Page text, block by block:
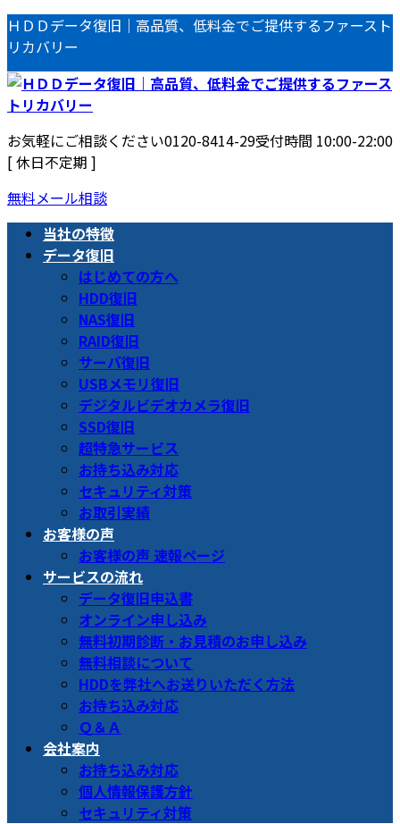
コ
ン
テ
ン
ツ
へ
ス
キ
ッ
プ
ナ
ビ
ゲ
ー
シ
ョ
ン
に
移
動
ＨＤＤデータ復旧｜高品質、低料金でご提供するファースト
リカバリー
お気軽にご相談ください0120-8414-29受付時間 10:00-22:00
[ 休日不定期 ]
無料メール相談
当社の特徴
データ復旧
はじめての方へ
HDD復旧
NAS復旧
RAID復旧
サーバ復旧
USBメモリ復旧
デジタルビデオカメラ復旧
SSD復旧
超特急サービス
お持ち込み対応
セキュリティ対策
お取引実績
お客様の声
お客様の声 速報ページ
サービスの流れ
データ復旧申込書
オンライン申し込み
無料初期診断・お見積のお申し込み
無料相談について
HDDを弊社へお送りいただく方法
お持ち込み対応
Ｑ＆Ａ
会社案内
お持ち込み対応
個人情報保護方針
セキュリティ対策